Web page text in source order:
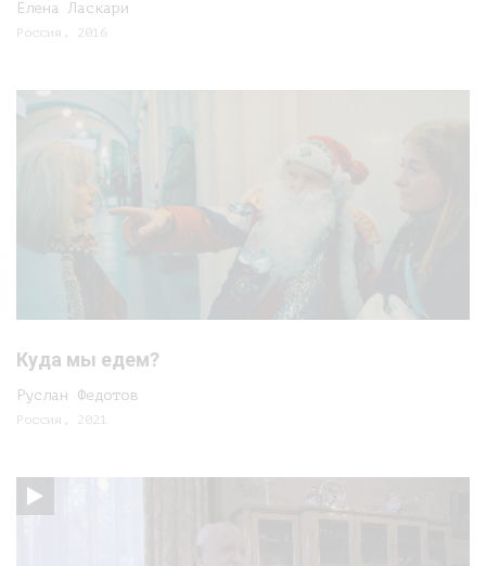
Елена Ласкари
Россия, 2016
Куда мы едем?
Руслан Федотов
Россия, 2021